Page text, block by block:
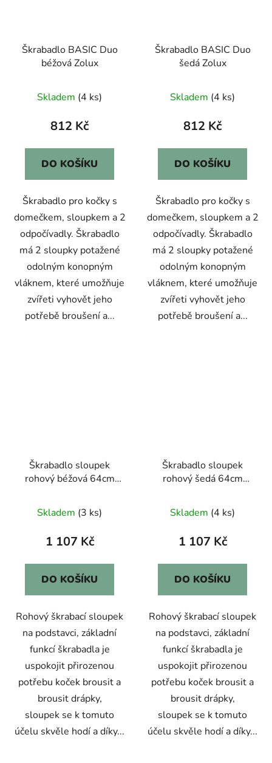
Škrabadlo BASIC Duo
béžová Zolux
Skladem (4 ks)
812 Kč
DO KOŠÍKU
Škrabadlo pro kočky s
domečkem, sloupkem a 2
odpočívadly. Škrabadlo
má 2 sloupky potažené
odolným konopným
vláknem, které umožňuje
zvířeti vyhovět jeho
potřebě broušení a...
Škrabadlo BASIC Duo
šedá Zolux
Skladem (4 ks)
812 Kč
DO KOŠÍKU
Škrabadlo pro kočky s
domečkem, sloupkem a 2
odpočívadly. Škrabadlo
má 2 sloupky potažené
odolným konopným
vláknem, které umožňuje
zvířeti vyhovět jeho
potřebě broušení a...
Škrabadlo sloupek
rohový béžová 64cm
Skladem (3 ks)
1 107 Kč
DO KOŠÍKU
Rohový škrabací sloupek
na podstavci, základní
funkcí škrabadla je
uspokojit přirozenou
potřebu koček brousit a
brousit drápky,
sloupek se k tomuto
účelu skvěle hodí a díky...
Škrabadlo sloupek
rohový šedá 64cm
Skladem (4 ks)
1 107 Kč
DO KOŠÍKU
Rohový škrabací sloupek
na podstavci, základní
funkcí škrabadla je
uspokojit přirozenou
potřebu koček brousit a
brousit drápky,
sloupek se k tomuto
účelu skvěle hodí a díky...